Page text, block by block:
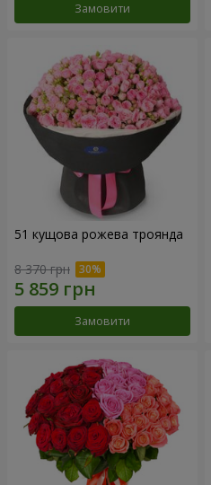
Замовити
51 кущова рожева троянда
8 370 грн
Замовити